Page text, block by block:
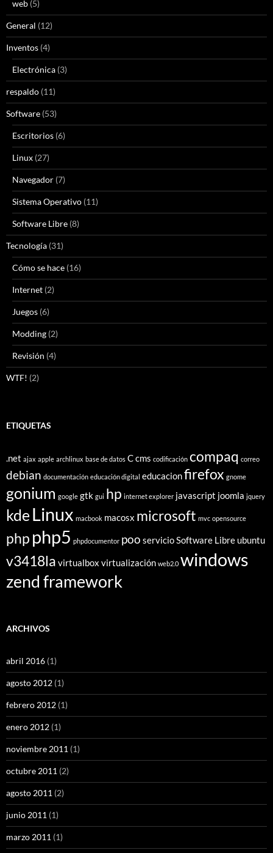
web (5)
General (12)
Inventos (4)
Electrónica (3)
respaldo (11)
Software (53)
Escritorios (6)
Linux (27)
Navegador (7)
Sistema Operativo (11)
Software Libre (8)
Tecnología (31)
Cómo se hace (16)
Internet (2)
Juegos (6)
Modding (2)
Revisión (4)
WTF! (2)
ETIQUETAS
.net ajax apple archlinux base de datos Ccms codificación compaq correo
debian documentación educación digital educacionfirefox gnome
gonium google gtk gui hp internet explorer javascript joomla jquery
kde Linux macbook macosx microsoft mvc opensource
php php5 phpdocumentor poo servicioSoftware Libre ubuntu
v3418la virtualbox virtualización web2.0 windows
zend framework
ARCHIVOS
abril 2016 (1)
agosto 2012 (1)
febrero 2012 (1)
enero 2012 (1)
noviembre 2011 (1)
octubre 2011 (2)
agosto 2011 (2)
junio 2011 (1)
marzo 2011 (1)